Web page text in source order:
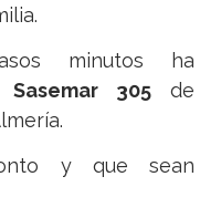
minutos ha
Sasemar 305 de
y que sean